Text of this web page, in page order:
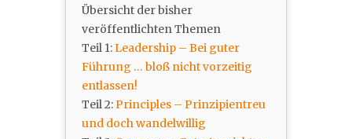
Übersicht der bisher
veröffentlichten Themen
Teil 1:Leadership – Bei guter
Führung … bloß nicht vorzeitig
entlassen!
Teil 2:Principles – Prinzipientreu
und doch wandelwillig